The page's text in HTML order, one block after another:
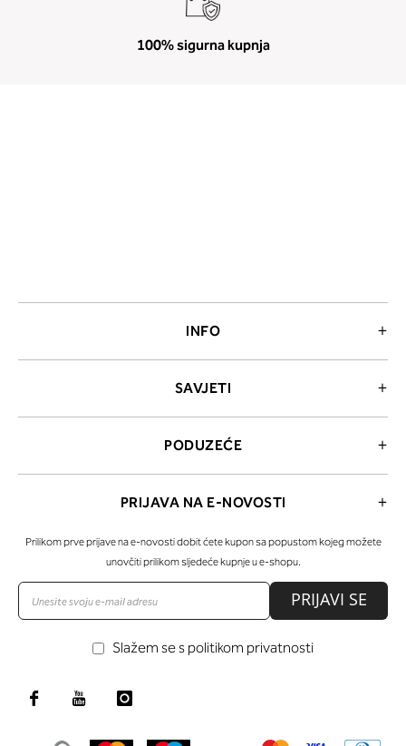
100% sigurna kupnja
INFO
SAVJETI
PODUZEĆE
PRIJAVA NA E-NOVOSTI
Prilikom prve prijave na e-novosti dobit ćete kupon sa popustom kojeg možete
unovčiti prilikom sljedeće kupnje u e-shopu.
PRIJAVI SE
Slažem se s politikom privatnosti